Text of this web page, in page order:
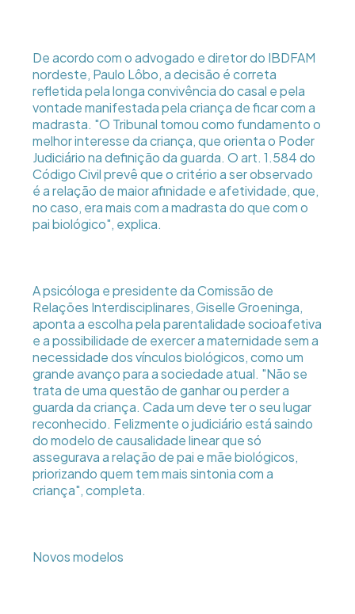
De acordo com o advogado e diretor do IBDFAM
nordeste, Paulo Lôbo, a decisão é correta
refletida pela longa convivência do casal e pela
vontade manifestada pela criança de ficar com a
madrasta. "O Tribunal tomou como fundamento o
melhor interesse da criança, que orienta o Poder
Judiciário na definição da guarda. O art. 1.584 do
Código Civil prevê que o critério a ser observado
é a relação de maior afinidade e afetividade, que,
no caso, era mais com a madrasta do que com o
pai biológico", explica.
A psicóloga e presidente da Comissão de
Relações Interdisciplinares, Giselle Groeninga,
aponta a escolha pela parentalidade socioafetiva
e a possibilidade de exercer a maternidade sem a
necessidade dos vínculos biológicos, como um
grande avanço para a sociedade atual. "Não se
trata de uma questão de ganhar ou perder a
guarda da criança. Cada um deve ter o seu lugar
reconhecido. Felizmente o judiciário está saindo
do modelo de causalidade linear que só
assegurava a relação de pai e mãe biológicos,
priorizando quem tem mais sintonia com a
criança", completa.
Novos modelos